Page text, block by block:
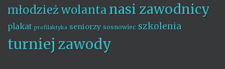
młodzież wolanta nasi zawodnicy
plakat profilaktyka seniorzy sosnowiec szkolenia
turniej zawody